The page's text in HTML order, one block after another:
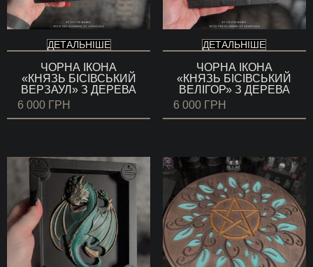
ДЕТАЛЬНІШЕ
ЧОРНА ІКОНА
«КНЯЗЬ БІСІВСЬКИЙ
ВЕРЗАУЛ» З ДЕРЕВА
6 000 ГРН
ДЕТАЛЬНІШЕ
ЧОРНА ІКОНА
«КНЯЗЬ БІСІВСЬКИЙ
ВЕЛІГОР» З ДЕРЕВА
6 000 ГРН